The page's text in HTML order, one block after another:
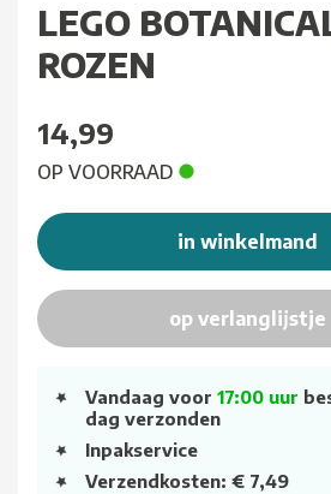
LEGO
ROZEN
14,99
OP VOORRAAD
in winkelmand
op verlanglijstje
Vandaag voor 17:00 uur
dag verzonden
Inpakservice
Verzendkosten: € 7,49